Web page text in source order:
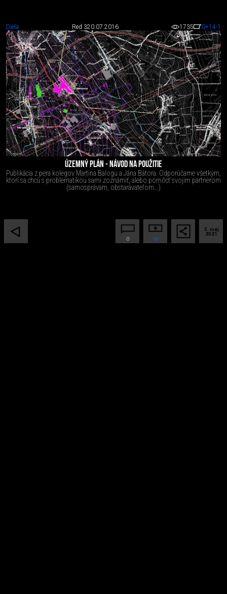
Diela Red 320.07.2016 1735 0+14-1
ÚZEMNÝ PLÁN - NÁVOD NA POUŽITIE
Publikácia z pera kolegov Martina Balogu a Jána Bátora. Odporúčame všetkým,
ktorí sa chcú s problematikou sami zoznámiť, alebo pomôcť svojim partnerom
(samosprávam, obstarávateľom...)
5. máj
2021
16
0